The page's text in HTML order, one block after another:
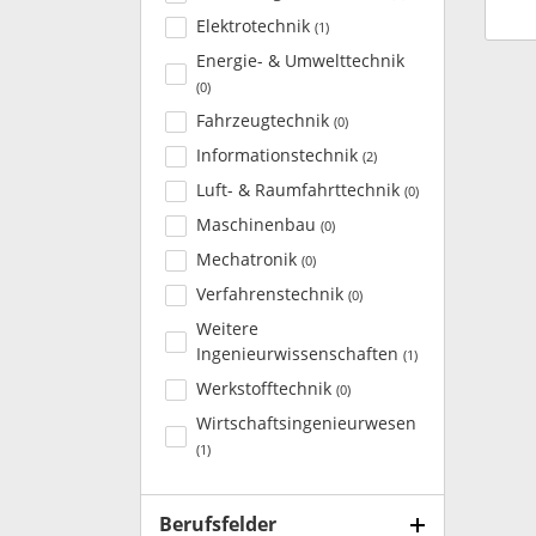
Elektrotechnik (1 )
Energie- & Umwelttechnik
(0)
Fahrzeugtechnik (0)
Informationstechnik (2)
Luft- & Raumfahrttechnik (0)
Maschinenbau (0)
Mechatronik (0)
Verfahrenstechnik (0)
Weitere
Ingenieurwissenschaften (1 )
Werkstofftechnik (0)
Wirtschaftsingenieurwesen
(1 )
Berufsfelder